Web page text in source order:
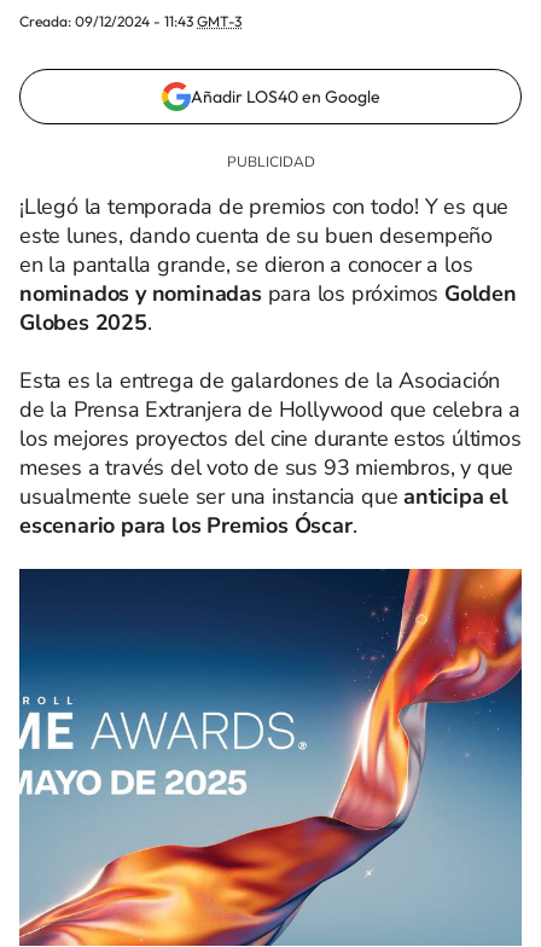
Creada: 09/12/2024 - 11:43 GMT-3
Añadir LOS40 en Google
¡Llegó la temporada de premios con todo! Y es que
este lunes, dando cuenta de su buen desempeño
en la pantalla grande, se dieron a conocer a los
nominados y nominadaspara los próximos Golden
Globes 2025.
Esta es la entrega de galardones de la Asociación
de la Prensa Extranjera de Hollywood que celebra a
los mejores proyectos del cine durante estos últimos
meses a través del voto de sus 93 miembros, y que
usualmente suele ser una instancia queanticipa el
escenario para los Premios Óscar.